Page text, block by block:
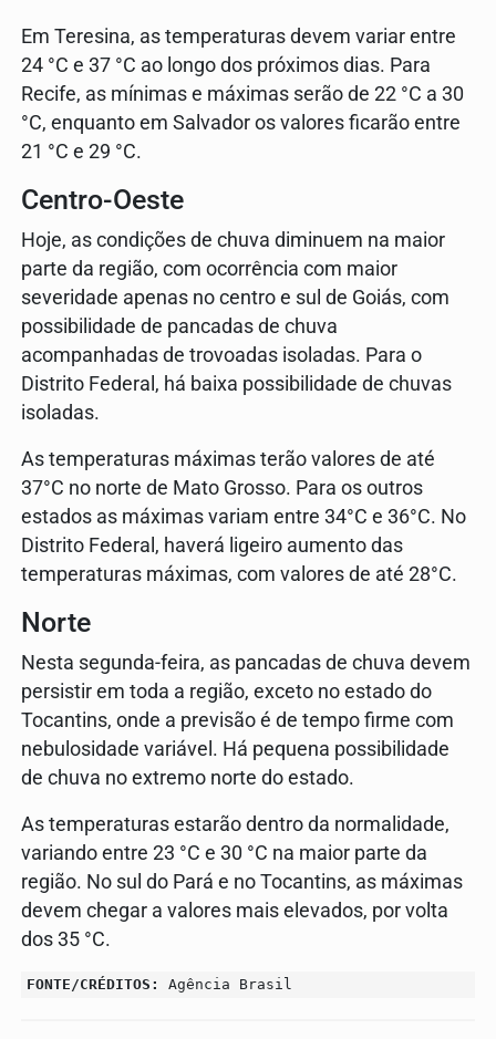
Em Teresina, as temperaturas devem variar entre
24 °C e 37 °C ao longo dos próximos dias. Para
Recife, as mínimas e máximas serão de 22 °C a 30
°C, enquanto em Salvador os valores ficarão entre
21 °C e 29 °C.
Centro-Oeste
Hoje, as condições de chuva diminuem na maior
parte da região, com ocorrência com maior
severidade apenas no centro e sul de Goiás, com
possibilidade de pancadas de chuva
acompanhadas de trovoadas isoladas. Para o
Distrito Federal, há baixa possibilidade de chuvas
isoladas.
As temperaturas máximas terão valores de até
37°C no norte de Mato Grosso. Para os outros
estados as máximas variam entre 34°C e 36°C. No
Distrito Federal, haverá ligeiro aumento das
temperaturas máximas, com valores de até 28°C.
Norte
Nesta segunda-feira, as pancadas de chuva devem
persistir em toda a região, exceto no estado do
Tocantins, onde a previsão é de tempo firme com
nebulosidade variável. Há pequena possibilidade
de chuva no extremo norte do estado.
As temperaturas estarão dentro da normalidade,
variando entre 23 °C e 30 °C na maior parte da
região. No sul do Pará e no Tocantins, as máximas
devem chegar a valores mais elevados, por volta
dos 35 °C.
FONTE/CRÉDITOS: Agência Brasil